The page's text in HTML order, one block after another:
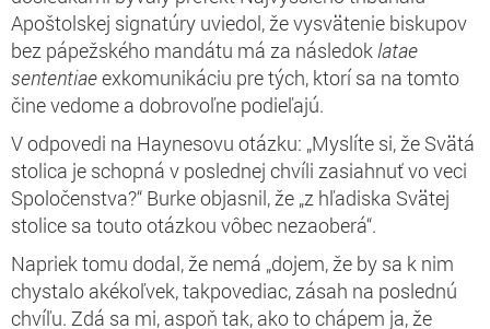
Apoštolskej signatúry uviedol, že vysvätenie biskupov
bez pápežského mandátu má za následoklatae
sententiaeexkomunikáciu pre tých, ktorí sa na tomto
čine vedome a dobrovoľne podieľajú.
V odpovedi na Haynesovu otázku: „Myslíte si, že Svätá
stolica je schopná v poslednej chvíli zasiahnuť vo veci
Spoločenstva?“ Burke objasnil, že „z hľadiska Svätej
stolice sa touto otázkou vôbec nezaoberá“.
Napriek tomu dodal, že nemá „dojem, že by sa k nim
chystalo akékoľvek, takpovediac, zásah na poslednú
chvíľu. Zdá sa mi, aspoň tak, ako to chápem ja, že